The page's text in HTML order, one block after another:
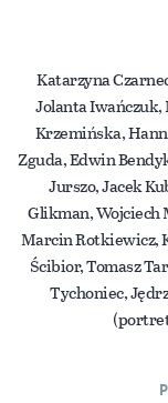
Katarzyna
Jolanta
Krzemińska,
Zguda, Edwin
Jurszo, Jacek
Glikman, Wojciech
Marcin Rotkiewicz,
Ścibior, Tomasz
Tychoniec,